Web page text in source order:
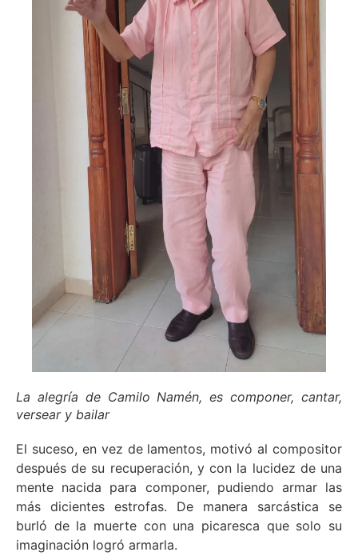
La alegría de Camilo Namén, es componer, cantar,
versear y bailar
El suceso, en vez de lamentos, motivó al compositor
después de su recuperación, y con la lucidez de una
mente nacida para componer, pudiendo armar las
más dicientes estrofas. De manera sarcástica se
burló de la muerte con una picaresca que solo su
imaginación logró armarla.